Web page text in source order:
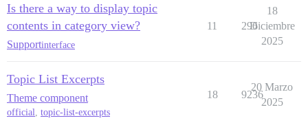
Is there a way to display topic
contents in category view?
Supportinterface
11 296
18
Diciembre
2025
Topic List Excerpts
Theme component
official, topic-list-excerpts
18 9236
20 Marzo
2025